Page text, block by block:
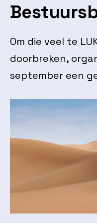
Om die veel te
doorbreken,
september een